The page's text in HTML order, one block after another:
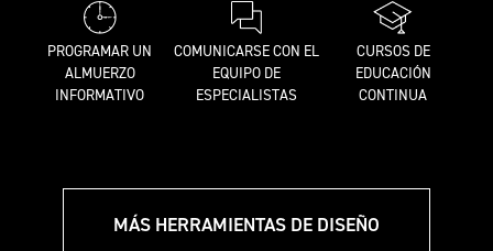
PROGRAMAR UN
ALMUERZO
INFORMATIVO
COMUNICARSE CON EL
EQUIPO DE
ESPECIALISTAS
CURSOS DE
EDUCACIÓN
CONTINUA
MÁS HERRAMIENTAS DE DISEÑO